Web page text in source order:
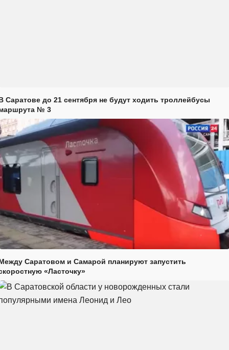
Саратове до 21 сентября не будут ходить троллейбусы
№ 3
Саратовом и Самарой планируют запустить
«Ласточку»